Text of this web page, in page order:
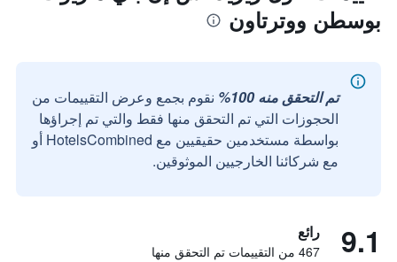
بوسطن ووترتاون
تم التحقق منه 100%
نقوم بجمع وعرض التقييمات من
الحجوزات التي تم التحقق منها فقط والتي تم إجراؤها
بواسطة مستخدمين حقيقيين مع HotelsCombined أو
مع شركائنا الخارجيين الموثوقين.
9.1 رائع
467 من التقييمات تم التحقق منها